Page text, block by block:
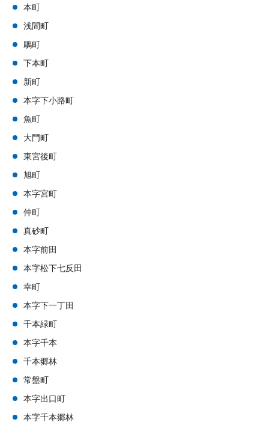
本町
浅間町
鵰町
下本町
新町
本字下小路町
魚町
大門町
東宮後町
旭町
本字宮町
仲町
真砂町
本字前田
本字松下七反田
幸町
本字下一丁田
千本緑町
本字千本
千本郷林
常盤町
本字出口町
本字千本郷林